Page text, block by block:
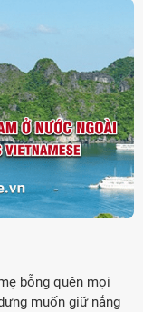
bỗng quên mọi
muốn giữ nắng